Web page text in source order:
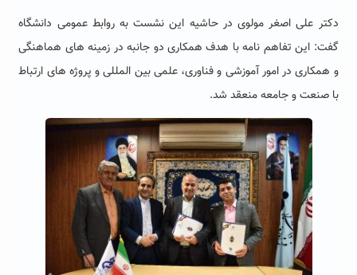
دکتر علی اصغر مولوی در حاشیه این نشست به روابط عمومی دانشگاه
گفت: این تفاهم نامه با هدف همکاری دو جانبه در زمینه های هماهنگی
و همکاری در امور آموزشی و فناوری، علمی بین المللی و پروژه های ارتباط
با صنعت و جامعه منعقد شد.